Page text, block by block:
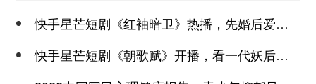
快手星芒短剧《红袖暗卫》热播，先婚后爱诠释别样浪漫
快手星芒短剧《朝歌赋》开播，看一代妖后与心机皇上极限拉扯